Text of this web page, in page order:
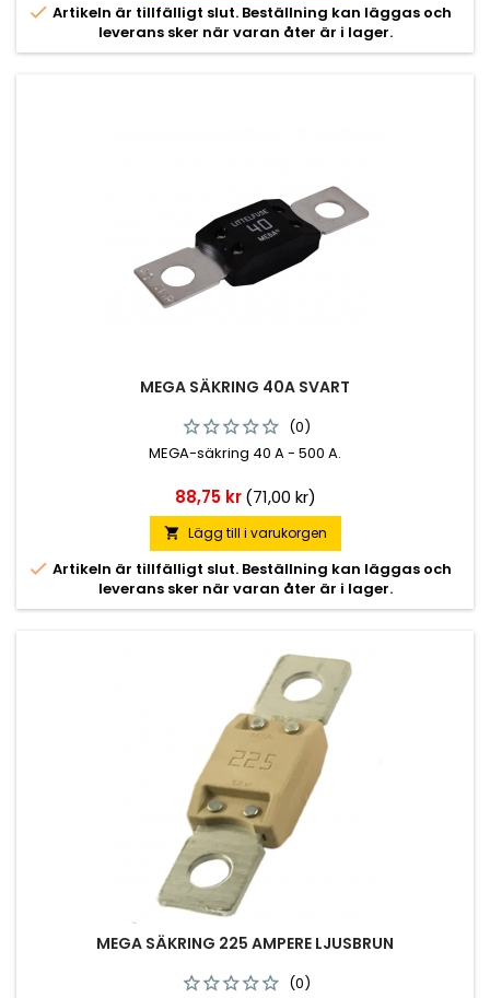
 Artikeln är tillfälligt slut. Beställning kan läggas och
leverans sker när varan åter är i lager.
MEGA SÄKRING 40A SVART
(0)
MEGA-säkring 40 A - 500 A.
Pris
88,75 kr (71,00 kr)
 Lägg till i varukorgen
 Artikeln är tillfälligt slut. Beställning kan läggas och
leverans sker när varan åter är i lager.
MEGA SÄKRING 225 AMPERE LJUSBRUN
(0)